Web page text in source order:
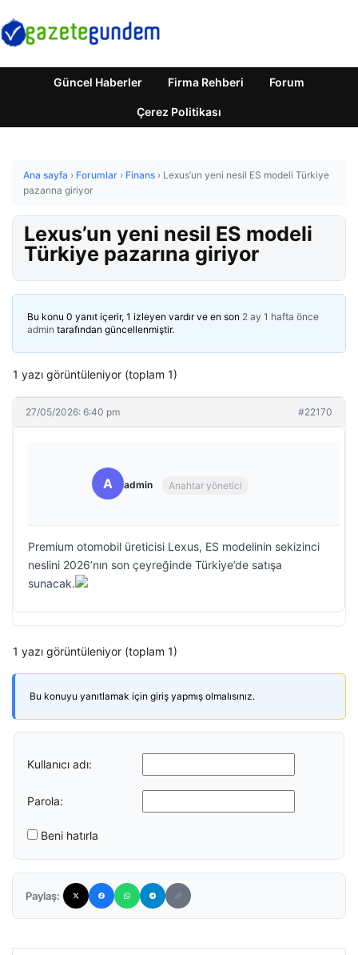
Güncel Haberler Firma Rehberi Forum
Çerez Politikası
Ana sayfa › Forumlar › Finans › Lexus’un yeni nesil ES modeli Türkiye
pazarına giriyor
Lexus’un yeni nesil ES modeli
Türkiye pazarına giriyor
Bu konu 0 yanıt içerir, 1 izleyen vardır ve en son 2 ay 1 hafta önce
admin tarafından güncellenmiştir.
1 yazı görüntüleniyor (toplam 1)
27/05/2026: 6:40 pm #22170
A admin Anahtar yönetici
Premium otomobil üreticisi Lexus, ES modelinin sekizinci
neslini 2026’nın son çeyreğinde Türkiye’de satışa
sunacak.
1 yazı görüntüleniyor (toplam 1)
Bu konuyu yanıtlamak için giriş yapmış olmalısınız.
Kullanıcı adı:
Parola:
Beni hatırla
Paylaş: